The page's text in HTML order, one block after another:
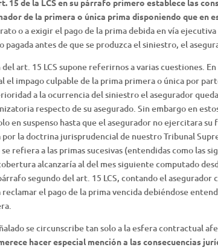
15 de la LCS en su párrafo primero establece las
de la primera o única prima disponiendo que en
o a exigir el pago de la prima debida en vía
pagada antes de que se produzca el siniestro, el
art. 15 LCS supone referirnos a varias cuestiones.
el impago culpable de la prima primera o única por
a la ocurrencia del siniestro el asegurador
respecto de su asegurado. Sin embargo en
en suspenso hasta que el asegurador no ejercitara
la doctrina jurisprudencial de nuestro Tribunal
refiera a las primas sucesivas (entendidas como las
alcanzaría al del mes siguiente computado
segundo del art. 15 LCS, contando el asegurador
el pago de la prima vencida debiéndose
se circunscribe tan solo a la esfera contractual
hacer especial mención a las consecuencias